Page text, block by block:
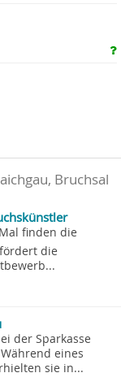
Bruchsal
finden die
die
der Sparkasse
eines
sie in...